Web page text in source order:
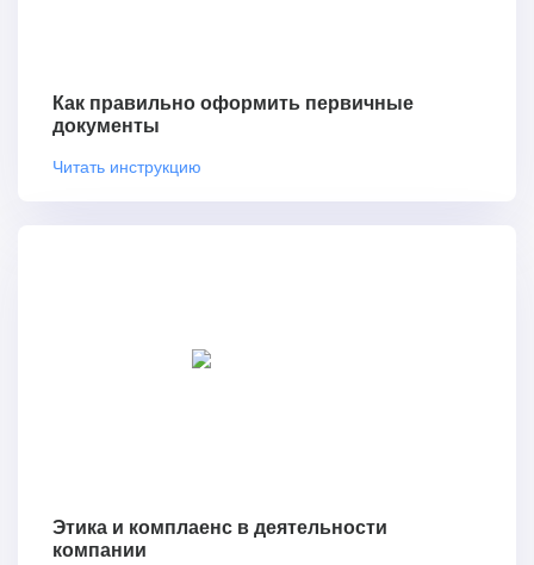
Как правильно оформить первичные
документы
Читать инструкцию
Этика и комплаенс в деятельности
компании